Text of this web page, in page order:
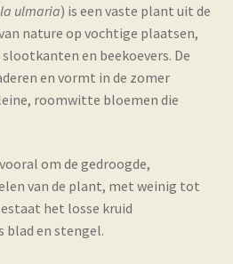
ulmaria) is een vaste plant uit de
nature op vochtige plaatsen,
en beekoevers. De
en vormt in de zomer
roomwitte bloemen die
om de gedroogde,
van de plant, met weinig tot
het losse kruid
blad en stengel.